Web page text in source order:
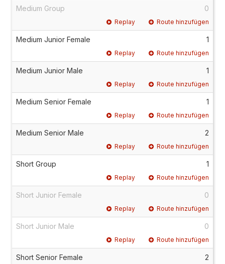
Medium Group 0
Replay Route hinzufügen
Medium Junior Female 1
Replay Route hinzufügen
Medium Junior Male 1
Replay Route hinzufügen
Medium Senior Female 1
Replay Route hinzufügen
Medium Senior Male 2
Replay Route hinzufügen
Short Group 1
Replay Route hinzufügen
Short Junior Female 0
Replay Route hinzufügen
Short Junior Male 0
Replay Route hinzufügen
Short Senior Female 2